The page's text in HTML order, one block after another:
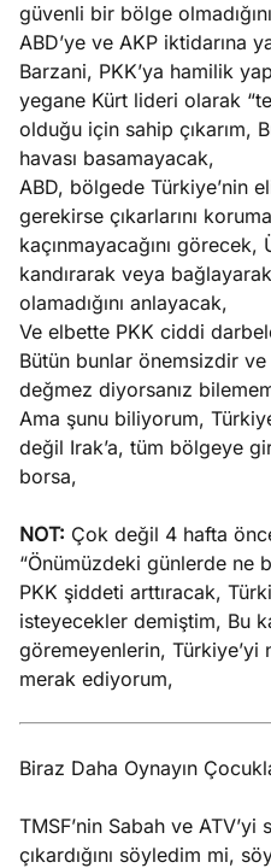
güvenli bir bölge
ABD’ye ve AKP iktidarına
Barzani, PKK’ya hamilik
yegane Kürt lideri olarak
olduğu için sahip çıkarım,
havası basamayacak,
ABD, bölgede Türkiye’nin
gerekirse çıkarlarını
kaçınmayacağını görecek,
kandırarak veya
olamadığını anlayacak,
Ve elbette PKK ciddi
Bütün bunlar önemsizdir ve
değmez diyorsanız
Ama şunu biliyorum,
değil Irak’a, tüm bölgeye
borsa,
NOT: Çok değil 4 hafta
“Önümüzdeki günlerde ne
PKK şiddeti arttıracak,
isteyecekler demiştim, Bu
göremeyenlerin, Türkiye’yi
merak ediyorum,
Biraz Daha Oynayın
TMSF’nin Sabah ve ATV’yi
çıkardığını söyledim mi,